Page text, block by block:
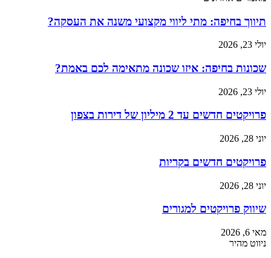
תיווך בחיפה: מתי ליווי מקצועי משנה את העסקה?
יולי 23, 2026
שכונות בחיפה: איזו שכונה מתאימה לכם באמת?
יולי 23, 2026
פרויקטים חדשים עד 2 מיליון של דירות בצפון
יוני 28, 2026
פרויקטים חדשים בקריות
יוני 28, 2026
שיווק פרויקטים למגורים
מאי 6, 2026
ניווט מהיר